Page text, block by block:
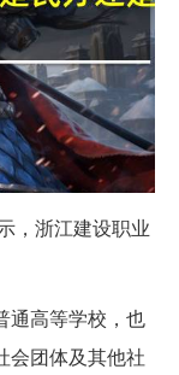
，浙江建设职业
通高等学校，也
会团体及其他社